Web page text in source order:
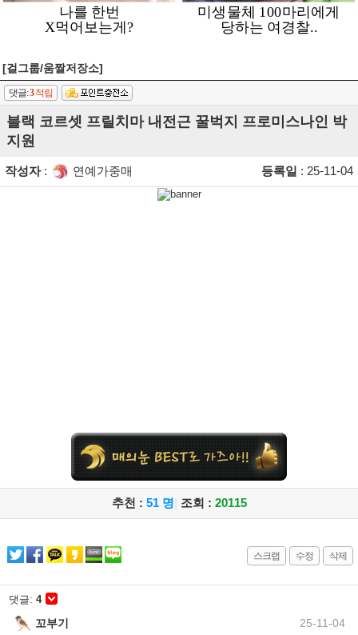
[걸그룹/움짤저장소]
댓글:3적립
블랙 코르셋 프릴치마 내전근 꿀벅지 프로미스나인 박
지원
작성자: 연예가중매 등록일 : 25-11-04
추천 : 51 명 조회 : 20115
스크랩 수정 삭제
댓글: 4
꼬부기
25-11-04